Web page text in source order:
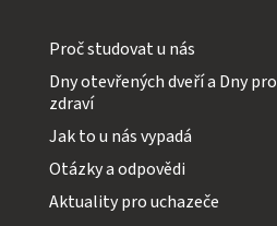
Proč studovat u nás
Dny otevřených dveří a Dny pro
zdraví
Jak to u nás vypadá
Otázky a odpovědi
Aktuality pro uchazeče